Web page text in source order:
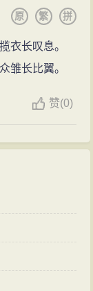
拼
繁
原
衣长叹息。
雏长比翼。
赞(0)